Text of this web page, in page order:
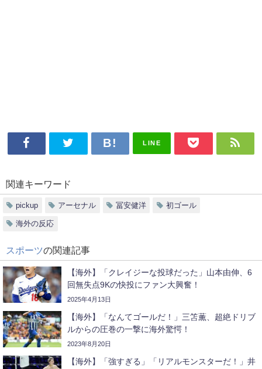
LINE
関連キーワード
pickup アーセナル 冨安健洋 初ゴール
海外の反応
スポーツの関連記事
【海外】「クレイジーな投球だった」山本由伸、6
回無失点9Kの快投にファン大興奮！
2025年4月13日
【海外】「なんてゴールだ！」三笘薫、超絶ドリブ
ルからの圧巻の一撃に海外驚愕！
2023年8月20日
【海外】「強すぎる」「リアルモンスターだ！」井